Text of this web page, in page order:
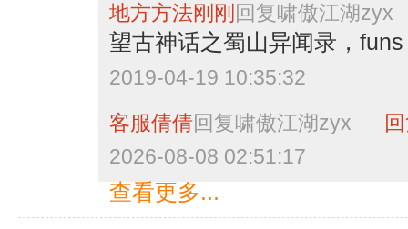
地方方法刚刚 回复啸傲江湖zyx
望古神话之蜀山异闻录，funs
2019-04-19 10:35:32
客服倩倩回复啸傲江湖zyx
2026-08-08 02:51:17
查看更多...